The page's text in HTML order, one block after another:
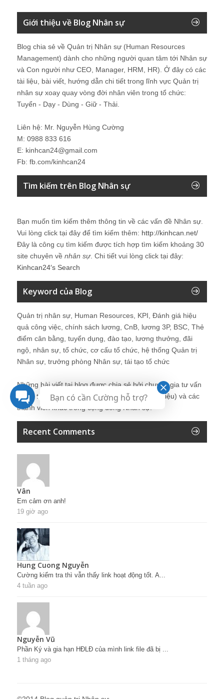
Giới thiệu về Blog Nhân sự
Blog chia sẻ về Quản trị Nhân sự (Human Resources
Management) dành cho những người quan tâm tới Nhân sự
và Con người như CEO, Manager, HRM, HR). Ở đây có các
tài liệu, bài viết, hướng dẫn chi tiết trong lĩnh vực Quản trị
nhân sự xoay quay vòng đời nhân viên trong tổ chức:
Tuyển - Dạy - Dùng - Giữ - Thải.
Liên hệ: Mr. Nguyễn Hùng Cường
M: 0988 833 616
E: kinhcan24@gmail.com
Fb: fb.com/kinhcan24
Tìm kiếm trên Blog Nhân sự
Bạn muốn tìm kiếm thêm thông tin về các vấn đề Nhân sự
Vui lòng click tại đây để tìm kiếm thêm: http://kinhcan.net/
Đây là công cụ tìm kiếm được tích hợp tìm kiếm khoảng 30
site chuyên về nhân sự. Chi tiết vui lòng click tại đây:
Kinhcan24′s Search
Keyword của Blog
Quản trị nhân sự, Human Resources, KPI, Đánh giá hiệu
quả công việc, chính sách lương, CnB, lương 3P, BSC, Thẻ
điểm cân bằng, tuyển dụng, đào tạo, lương thưởng, đãi
ngộ, nhân sự, tổ chức, cơ cấu tổ chức, hệ thống Quản trị
Nhân sự, trưởng phòng Nhân sự, tái tạo tổ chức
Những bài viết tại blog được chia sẻ bởi chuyên gia tư vấn
Quản trị Nhân sự Nguyễn Hùng Cường (giới thiệu) và các
thành viên khác trong cộng đồng Nhân sự.
Recent Comments
Vân
Em cảm ơn anh!
19 giờ ago
Hung Cuong Nguyễn
Cường kiểm tra thì vẫn thấy link hoạt động tốt. A...
4 tuần ago
Nguyễn Vũ
Phần Ký và gia hạn HĐLĐ của mình link file đã bị ...
1 tháng ago
Bạn có cần Cường hỗ trợ?